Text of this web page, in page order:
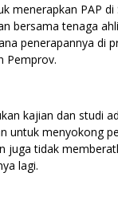
menerapkan PAP di
bersama tenaga
penerapannya di
Pemprov.
kajian dan studi
untuk menyokong
juga tidak
lagi.